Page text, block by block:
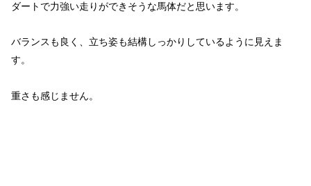
ダートで力強い走りができそうな馬体だと思います。
バランスも良く、立ち姿も結構しっかりしているように見えま
す。
重さも感じません。